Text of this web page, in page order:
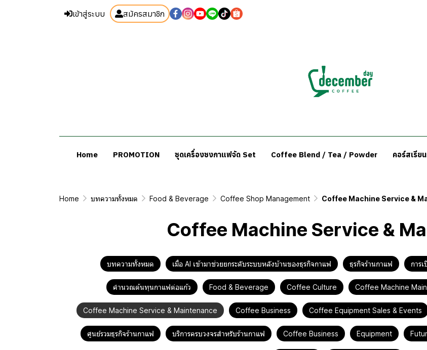
เข้าสู่ระบบ สมัครสมาชิก
Home PROMOTION ชุดเครื่องชงกาแฟจัด Set Coffee Blend / Tea / Powder คอร์สเรีย
Home บทความทั้งหมด Food & Beverage Coffee Shop Management Coffee Machine Service &
Coffee Machine Service &
บทความทั้งหมด เมื่อ AI เข้ามาช่วยยกระดับระบบหลังบ้านของธุรกิจกาแฟ ธุรกิจร้านกาแฟ การ
คำนวณต้นทุนกาแฟต่อแก้ว Food & Beverage Coffee Culture Coffee Machine
Coffee Machine Service & Maintenance Coffee Business Coffee Equipment Sales & Events
ศูนย์รวมธุรกิจร้านกาแฟ บริการครบวงจรสำหรับร้านกาแฟ Coffee Business Equipment